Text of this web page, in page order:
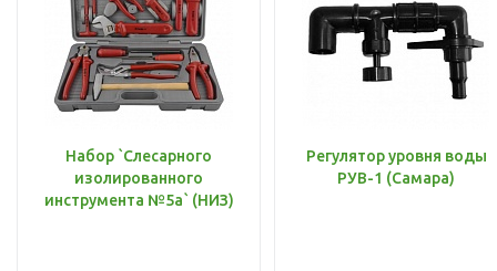
Набор `Слесарного
изолированного
инструмента №5а` (НИЗ)
Регулятор уровня воды
РУВ-1 (Самара)